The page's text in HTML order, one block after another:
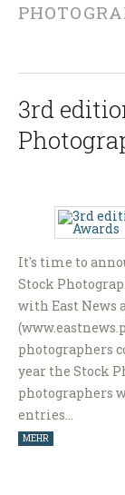
3rd
It's time to
Stock
with East News
photographers
year the Stock
photographers
entries…
MEHR